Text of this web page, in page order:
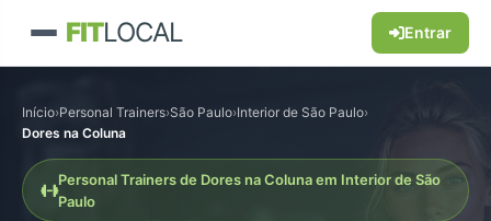
FITLOCAL Entrar
Início›Personal Trainers›São Paulo›Interior de São Paulo›
Dores na Coluna
Personal Trainers de Dores na Coluna em Interior de São
Paulo